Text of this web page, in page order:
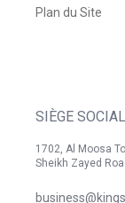
Plan du Site
SIÈGE SOCIAL
1702, Al Moosa
Sheikh Zayed